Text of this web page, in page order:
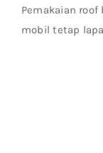
Pemakaian
mobil tetap